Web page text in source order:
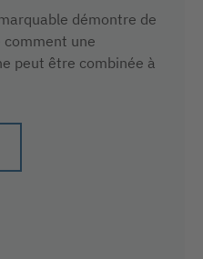
démontre de
une
peut être combinée à